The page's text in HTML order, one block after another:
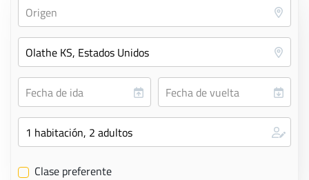
✔ Clase preferente